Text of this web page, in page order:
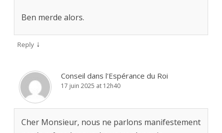
Ben merde alors.
Reply ↓
Conseil dans l'Espérance du Roi
17 juin 2025 at 12h40
Cher Monsieur, nous ne parlons manifestement